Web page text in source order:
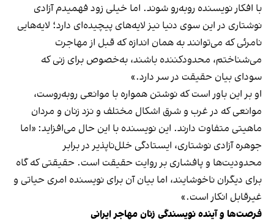
با افکار نویسنده روبه‌رو شوند. اما خیلی زود فهمیدم آزادی
نوشتاری در این سوی دنیا نیز لایه‌های پیچیده‌ای دارد؛ لایه‌هایی
نامرئی‌ که می‌توانند به همان اندازه که قبل از مهاجرت
می‌شناختم، محدودکننده‌ باشند، به‌خصوص برای زنی که
سودای بیان حقیقت در سر دارد.»
او بر این باور است که نوشتن همواره با موانعی روبه‌روست،
موانعی که در غرب و شرق اشکال مختلف و نزد زنان و مردان
ماهیتی متفاوت دارند. این نویسنده با این حال می‌افزاید: «اما
جوهره‌ آزادی نوشتاری، ایستادگی خلل‌ناپذیر در برابر
محدودیت‌ها و پافشاری بر روایت حقیقت است. حقیقتی که گاه
برای دیگران ناخوشایند، اما بیان آن برای نویسنده امری حیاتی و
غیرقابل انکار است.»
فرصت‌ها و آینده‌ نویسندگی زنان مهاجر ایرانی